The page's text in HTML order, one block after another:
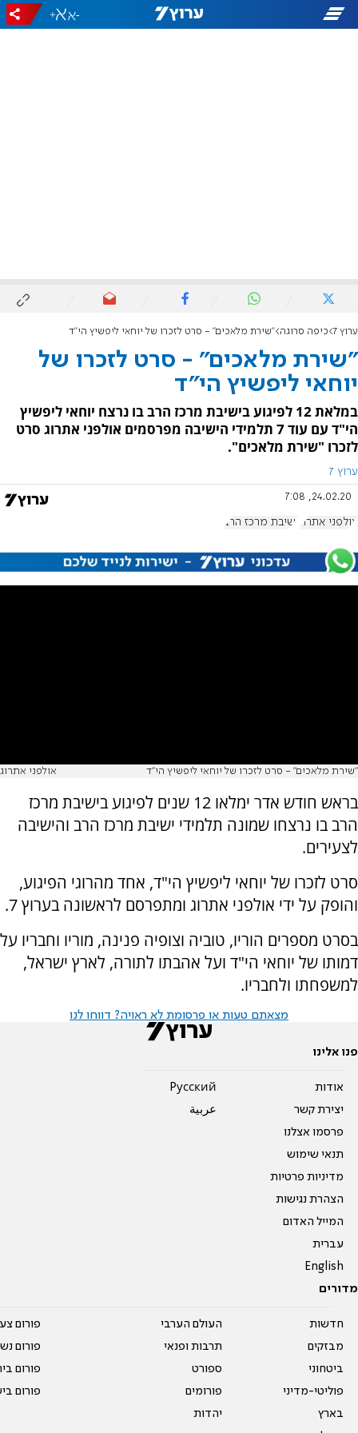
-
+
ערוץ 7 כיפה סרוגה "שירת מלאכים" - סרט לזכרו של יוחאי ליפשיץ הי"ד
"שירת מלאכים" - סרט לזכרו של
יוחאי ליפשיץ הי"ד
במלאת 12 לפיגוע בישיבת מרכז הרב בו נרצח יוחאי ליפשיץ
הי"ד עם עוד 7 תלמידי הישיבה מפרסמים אולפני אתרוג סרט
לזכרו "שירת מלאכים".
ערוץ 7
24.02.20, 7:08
אולפני אתרוג ישיבת מרכז הרב
"שירת מלאכים" - סרט לזכרו של יוחאי ליפשיץ הי"ד אולפני אתרוג
בראש חודש אדר ימלאו 12 שנים לפיגוע בישיבת מרכז
הרב בו נרצחו שמונה תלמידי ישיבת מרכז הרב והישיבה
לצעירים.
סרט לזכרו של יוחאי ליפשיץ הי"ד, אחד מהרוגי הפיגוע,
והופק על ידי אולפני אתרוג ומתפרסם לראשונה בערוץ 7.
בסרט מספרים הוריו, טוביה וצופיה פנינה, מוריו וחבריו על
דמותו של יוחאי הי"ד ועל אהבתו לתורה, לארץ ישראל,
למשפחתו ולחבריו.
מצאתם טעות או פרסומת לא ראויה? דווחו לנו
פנו אלינו
אודות
יצירת קשר
פרסמו אצלנו
תנאי שימוש
מדיניות פרטיות
הצהרת נגישות
המייל האדום
עברית
English
Pусский
عربية
מדורים
חדשות
מבזקים
ביטחוני
פוליטי-מדיני
בארץ
העולם הערבי
תרבות ופנאי
ספורט
פורומים
יהדות
פורום
פורום
פורום
פורום